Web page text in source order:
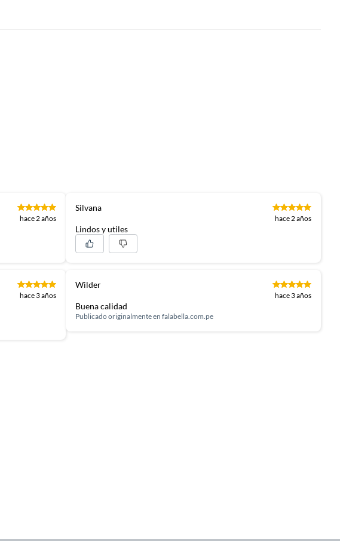
hace 2 años
hace 3 años
Silvana
hace 2 años
Lindos y utiles
Wilder
hace 3 años
Buena calidad
Publicado originalmente enfalabella.com.pe